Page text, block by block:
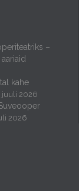
–
kahe
juuli 2026
2026